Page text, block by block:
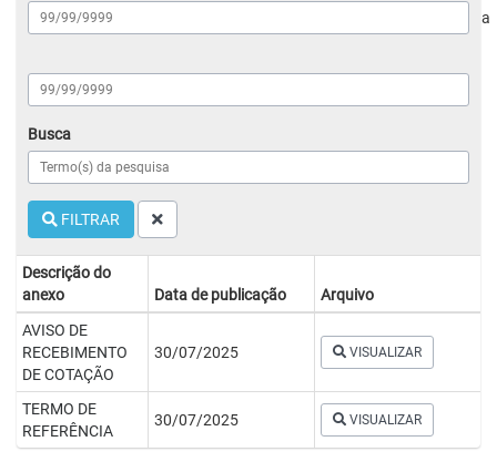
a
Busca
FILTRAR
Descrição do
anexo
Data de publicação
Arquivo
AVISO DE
RECEBIMENTO
DE COTAÇÃO
30/07/2025 VISUALIZAR
TERMO DE
REFERÊNCIA
30/07/2025 VISUALIZAR